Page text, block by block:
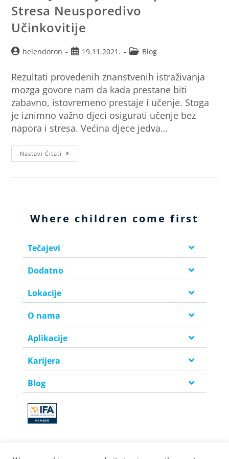
Stresa Neusporedivo
Učinkovitije
helendoron 19.11.2021. Blog
Rezultati provedenih znanstvenih istraživanja
mozga govore nam da kada prestane biti
zabavno, istovremeno prestaje i učenje. Stoga
je iznimno važno djeci osigurati učenje bez
napora i stresa. Većina djece jedva…
Nastavi Čitati
Where children come first
Tečajevi
Dodatno
Lokacije
O nama
Aplikacije
Karijera
Blog